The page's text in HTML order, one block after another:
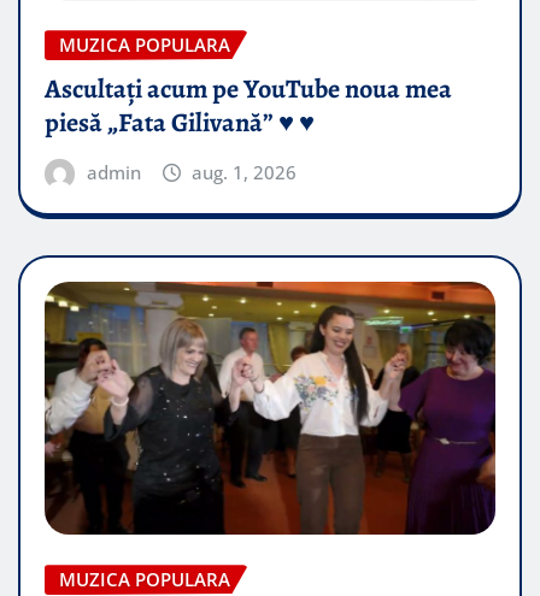
MUZICA POPULARA
Ascultați acum pe YouTube noua mea
piesă „Fata Gilivană” ♥️ ♥️
admin aug. 1, 2026
MUZICA POPULARA